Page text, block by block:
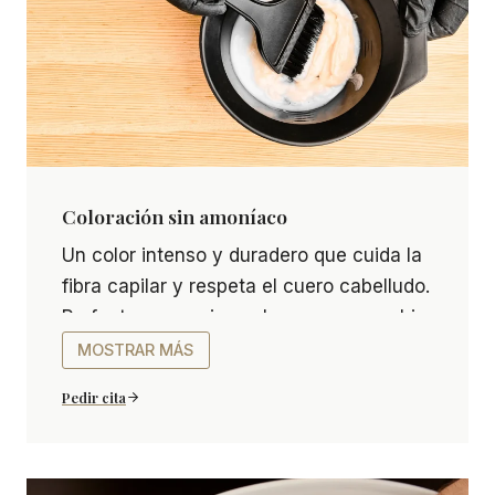
Coloración sin amoníaco Un color intenso y
Coloración sin amoníaco
Un color intenso y duradero que cuida la
fibra capilar y respeta el cuero cabelludo.
Perfecta para quienes buscan un cambio
de tono más suave o tienen el cabello
MOSTRAR MÁS
Pedir cita